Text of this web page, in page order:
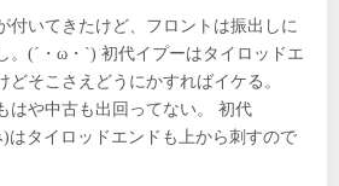
付いてきたけど、フロントは振出しに
。(´・ω・`) 初代イプーはタイロッドエ
どそこさえどうにかすればイケる。
はや中古も出回ってない。 初代
)はタイロッドエンドも上から刺すので